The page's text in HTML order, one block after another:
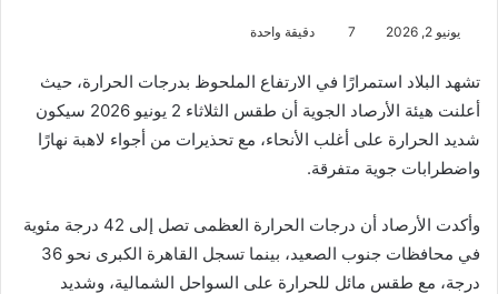
يونيو 2, 2026 7 دقيقة واحدة
تشهد البلاد استمرارًا في الارتفاع الملحوظ بدرجات الحرارة، حيث
أعلنت هيئة الأرصاد الجوية أن طقس الثلاثاء 2 يونيو 2026 سيكون
شديد الحرارة على أغلب الأنحاء، مع تحذيرات من أجواء لاهبة نهارًا
واضطرابات جوية متفرقة.
وأكدت الأرصاد أن درجات الحرارة العظمى تصل إلى 42 درجة مئوية
في محافظات جنوب الصعيد، بينما تسجل القاهرة الكبرى نحو 36
درجة، مع طقس مائل للحرارة على السواحل الشمالية، وشديد